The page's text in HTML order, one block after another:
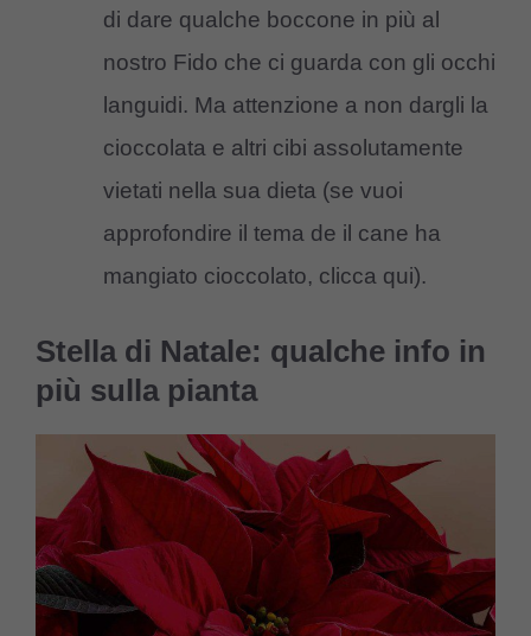
di dare qualche boccone in più al
nostro Fido che ci guarda con gli occhi
languidi. Ma attenzione a non dargli la
cioccolata e altri cibi assolutamente
vietati nella sua dieta (se vuoi
approfondire il tema de il cane ha
mangiato cioccolato, clicca qui).
Stella di Natale: qualche info in
più sulla pianta